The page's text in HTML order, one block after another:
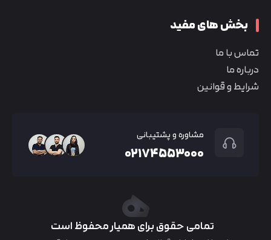
بخش های مفید
تماس با ما
درباره ما
شرایط و قوانین
مشاوره و پشتیبانی
۰۲۱۷۴۵۵۳۰۰۰
تمامی حقوق برای همیار محفوظ است